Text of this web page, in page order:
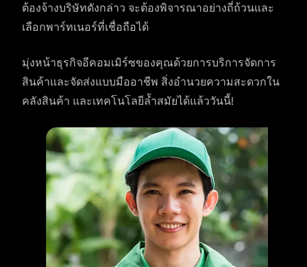
ต้องจ้างบริษัทดังกล่าว จะต้องพิจารณาอย่างถี่ถ้วนและ
เลือกพาร์ทเนอร์ที่เชื่อถือได้
มุ่งหน้าธุรกิจอีคอมเมิร์ซของคุณด้วยการบริการจัดการ
สินค้าและจัดส่งแบบมืออาชีพ สิ่งอำนวยความสะดวกใน
คลังสินค้า และเทคโนโลยีล้ำสมัยได้แล้ววันนี้!